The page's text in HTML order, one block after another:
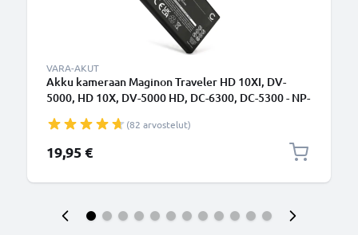
VARA-AKUT
Akku kameraan Maginon Traveler HD 10XI, DV-
5000, HD 10X, DV-5000 HD, DC-6300, DC-5300 - NP-
(82 arvostelut)
19,95 €